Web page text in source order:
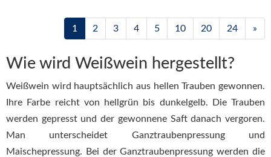
1 2 3 4 5 10 20 24 »
Wie wird Weißwein hergestellt?
Weißwein wird hauptsächlich aus hellen Trauben gewonnen.
Ihre Farbe reicht von hellgrün bis dunkelgelb. Die Trauben
werden gepresst und der gewonnene Saft danach vergoren.
Man unterscheidet Ganztraubenpressung und
Maischepressung. Bei der Ganztraubenpressung werden die